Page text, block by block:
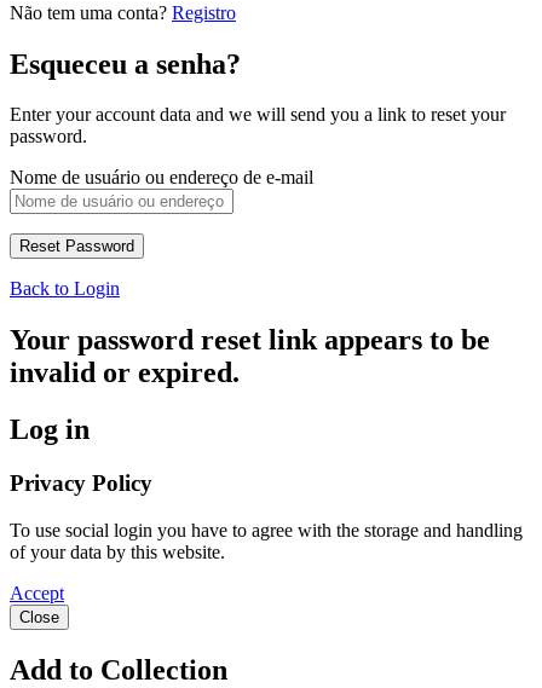
Não tem uma conta? Registro
Esqueceu a senha?
Enter your account data and we will send you a link to reset your
password.
Nome de usuário ou endereço de e-mail
Back to Login
Your password reset link appears to be
invalid or expired.
Log in
Privacy Policy
To use social login you have to agree with the storage and handling
of your data by this website.
Accept
Close
Add to Collection